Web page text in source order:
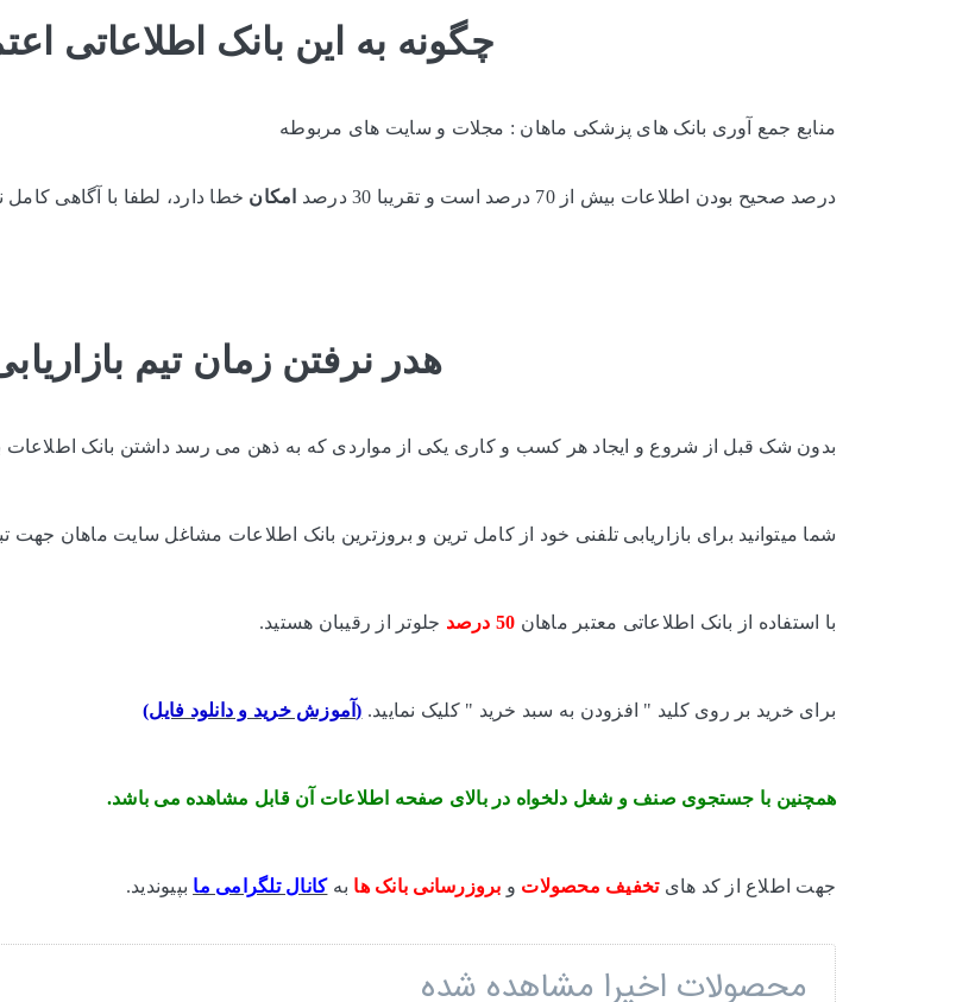
چگونه به این بانک اطلاعاتی
منابع جمع آوری بانک های پزشکی ماهان : مجلات و سایت های مربوطه
درصد صحیح بودن اطلاعات بیش از 70 درصد است و تقریبا 30 درصد امکان خطا دارد، لطفا با آگاهی
هدر نرفتن زمان تیم
بدون شک قبل از شروع و ایجاد هر کسب و کاری یکی از مواردی که به ذهن می رسد داشتن بانک اطلاعات
شما میتوانید برای بازاریابی تلفنی خود از کامل ترین و بروزترین بانک اطلاعات مشاغل سایت ماهان جهت
با استفاده از بانک اطلاعاتی معتبر ماهان 50 درصد جلوتر از رقیبان هستید.
برای خرید بر روی کلید " افزودن به سبد خرید " کلیک نمایید. (آموزش خرید و دانلود فایل)
همچنین با جستجوی صنف و شغل دلخواه در بالای صفحه اطلاعات آن قابل مشاهده می باشد.
جهت اطلاع از کد های تخفیف محصولات و بروزرسانی بانک ها بهکانال تلگرامی ما بپیوندید.
محصولات اخیرا مشاهده شده